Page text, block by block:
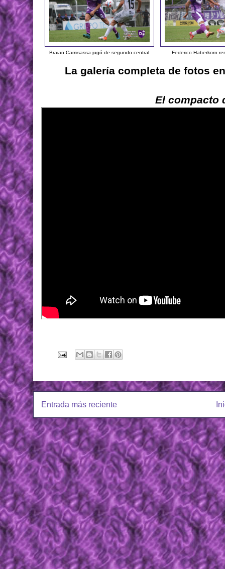
Braian Camisassa jugó de segundo central Federico Haberkorn
La galería completa de fotos
El compacto
Entrada más reciente